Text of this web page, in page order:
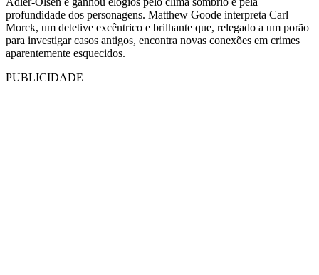
profundidade dos personagens. Matthew Goode interpreta Carl
Morck, um detetive excêntrico e brilhante que, relegado a um porão
para investigar casos antigos, encontra novas conexões em crimes
aparentemente esquecidos.
PUBLICIDADE